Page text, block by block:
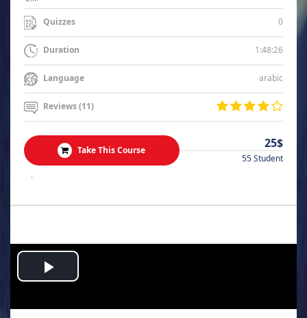
Quizzes 0
Duration 1:48:26
Language arabic
Reviews (11)
Take This Course 25$
55 Student
.
Play
Video